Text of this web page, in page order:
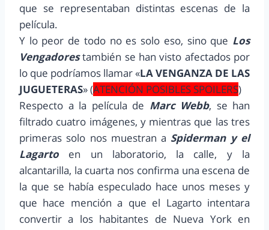
que se representaban distintas escenas de la
película.
Y lo peor de todo no es solo eso, sino que Los
Vengadorestambién se han visto afectados por
lo que podríamos llamar «LA VENGANZA DE LAS
JUGUETERAS» (ATENCIÓN POSIBLES SPOILERS)
Respecto a la película de Marc Webb, se han
filtrado cuatro imágenes, y mientras que las tres
primeras solo nos muestran a Spiderman y el
Lagarto en un laboratorio, la calle, y la
alcantarilla, la cuarta nos confirma una escena de
la que se había especulado hace unos meses y
que hace mención a que el Lagarto intentara
convertir a los habitantes de Nueva York en